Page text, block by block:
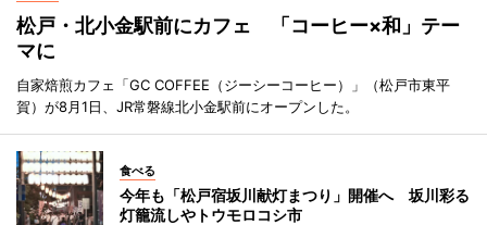
松戸・北小金駅前にカフェ 「コーヒー×和」テー
マに
自家焙煎カフェ「GC COFFEE（ジーシーコーヒー）」（松戸市東平
賀）が8月1日、JR常磐線北小金駅前にオープンした。
食べる
今年も「松戸宿坂川献灯まつり」開催へ 坂川彩る
灯籠流しやトウモロコシ市